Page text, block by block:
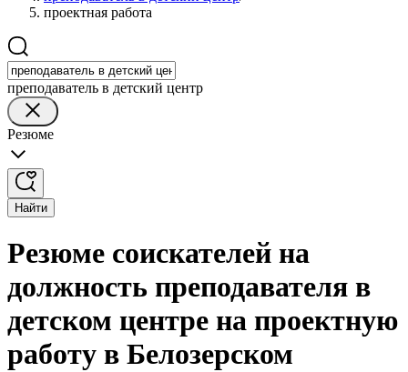
проектная работа
преподаватель в детский центр
Резюме
Найти
Резюме соискателей на
должность преподавателя в
детском центре на проектную
работу в Белозерском